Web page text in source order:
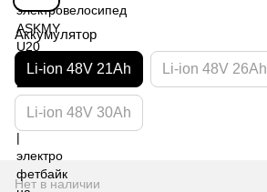
Аккумулятор
Li-ion 48V 21Ah Li-ion 48V 26Ah
Li-ion 48V 30Ah
Нет в наличии